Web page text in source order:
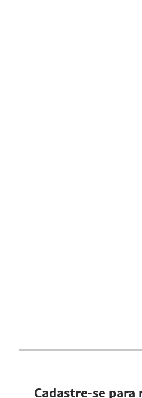
Cadastre-se para